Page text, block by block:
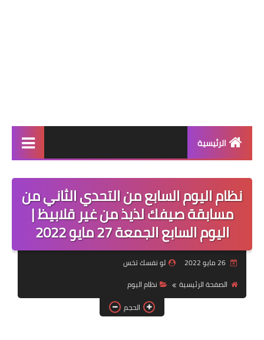
الرئيسية
أنظمة المسابقات
نظام اليوم
أنظمة التثبيت بعد الرجيم
أنظمة شهر رمضان
وصفات الطعام
Diet plan
نظام اليوم السابع من التحدي الثاني من
مسابقة صيفك لذيذ من غير قلابيظ |
اليوم السابع الجمعة 27 مايو 2022
26 مايو 2022
لو نفسك تخس
الصفحة الرئيسية
نظام اليوم
الحجم